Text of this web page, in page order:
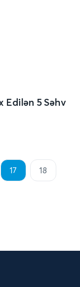
Edilən 5 Səhv
17 18